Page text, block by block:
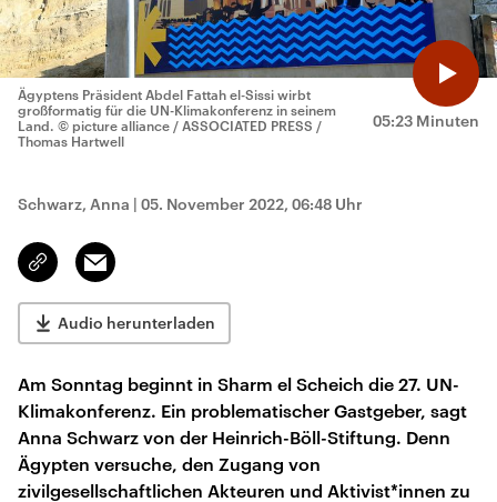
05:23 Minuten
Ägyptens Präsident Abdel Fattah el-Sissi wirbt
großformatig für die UN-Klimakonferenz in seinem
Land. © picture alliance / ASSOCIATED PRESS /
Thomas Hartwell
Schwarz, Anna | 05. November 2022, 06:48 Uhr
Link
kopieren/teilen
Email
Audio herunterladen
Am Sonntag beginnt in Sharm el Scheich die 27. UN-
Klimakonferenz. Ein problematischer Gastgeber, sagt
Anna Schwarz von der Heinrich-Böll-Stiftung. Denn
Ägypten versuche, den Zugang von
zivilgesellschaftlichen Akteuren und Aktivist*innen zu